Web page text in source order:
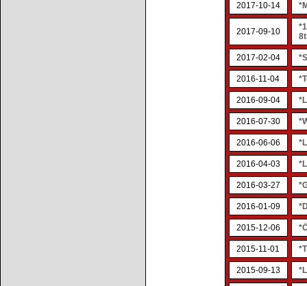
2017-10-14
2017-09-10
2017-02-04
2016-11-04
2016-09-04
2016-07-30
2016-06-06
2016-04-03
2016-03-27
2016-01-09
2015-12-06
2015-11-01
2015-09-13